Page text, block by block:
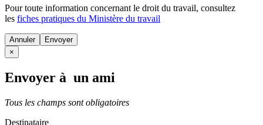
Pour toute information concernant le droit du travail, consultez
les fiches pratiques du Ministère du travail
Annuler
×
Envoyer à un ami
Tous les champs sont obligatoires
Destinataire